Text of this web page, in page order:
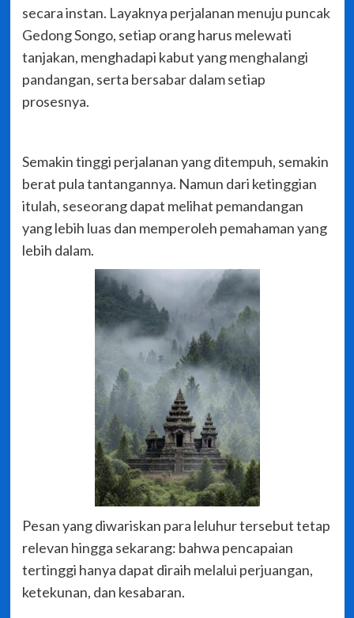
secara instan. Layaknya perjalanan menuju puncak
Gedong Songo, setiap orang harus melewati
tanjakan, menghadapi kabut yang menghalangi
pandangan, serta bersabar dalam setiap
prosesnya.
Semakin tinggi perjalanan yang ditempuh, semakin
berat pula tantangannya. Namun dari ketinggian
itulah, seseorang dapat melihat pemandangan
yang lebih luas dan memperoleh pemahaman yang
lebih dalam.
Pesan yang diwariskan para leluhur tersebut tetap
relevan hingga sekarang: bahwa pencapaian
tertinggi hanya dapat diraih melalui perjuangan,
ketekunan, dan kesabaran.